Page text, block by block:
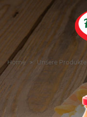
Home Unsere Produkte